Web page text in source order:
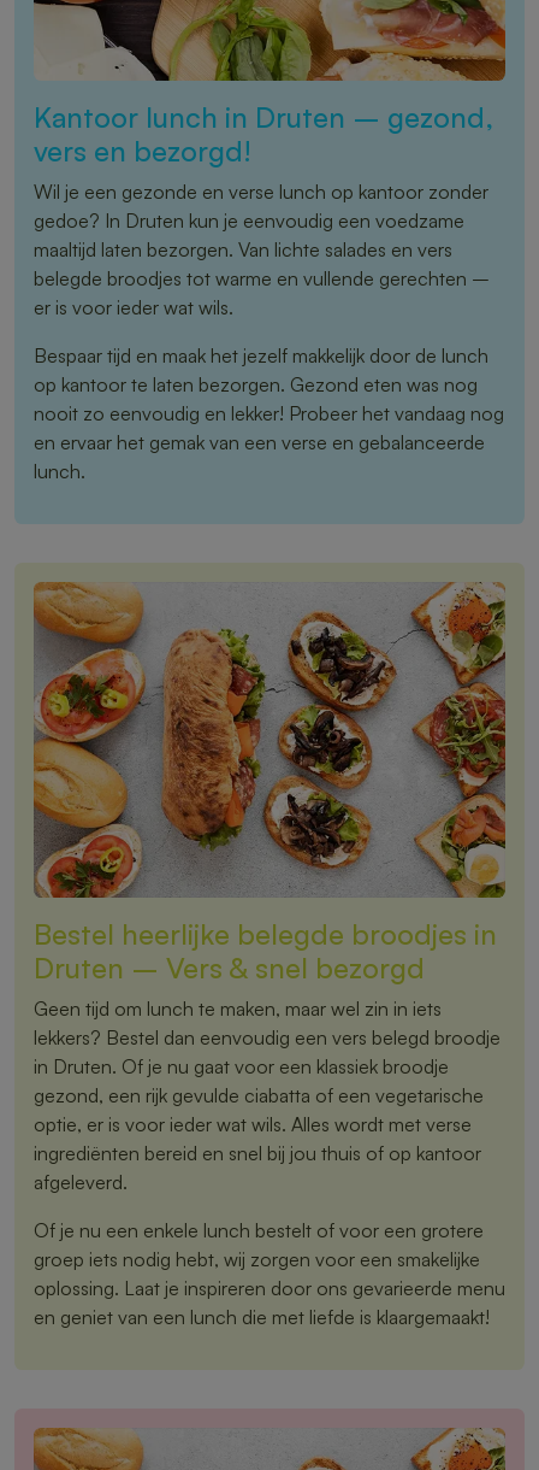
Kantoor lunch in Druten – gezond,
vers en bezorgd!
Wil je een gezonde en verse lunch op kantoor zonder
gedoe? In Druten kun je eenvoudig een voedzame
maaltijd laten bezorgen. Van lichte salades en vers
belegde broodjes tot warme en vullende gerechten –
er is voor ieder wat wils.
Bespaar tijd en maak het jezelf makkelijk door de lunch
op kantoor te laten bezorgen. Gezond eten was nog
nooit zo eenvoudig en lekker! Probeer het vandaag nog
en ervaar het gemak van een verse en gebalanceerde
lunch.
Bestel heerlijke belegde broodjes in
Druten – Vers & snel bezorgd
Geen tijd om lunch te maken, maar wel zin in iets
lekkers? Bestel dan eenvoudig een vers belegd broodje
in Druten. Of je nu gaat voor een klassiek broodje
gezond, een rijk gevulde ciabatta of een vegetarische
optie, er is voor ieder wat wils. Alles wordt met verse
ingrediënten bereid en snel bij jou thuis of op kantoor
afgeleverd.
Of je nu een enkele lunch bestelt of voor een grotere
groep iets nodig hebt, wij zorgen voor een smakelijke
oplossing. Laat je inspireren door ons gevarieerde menu
en geniet van een lunch die met liefde is klaargemaakt!